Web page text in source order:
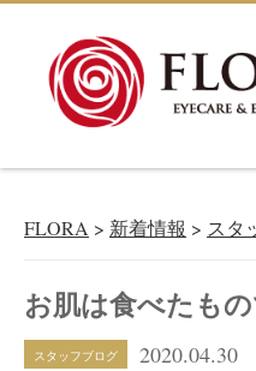
FLORA > 新着情報 > スタ
お肌は食べたも
スタッフブログ 2020.04.30